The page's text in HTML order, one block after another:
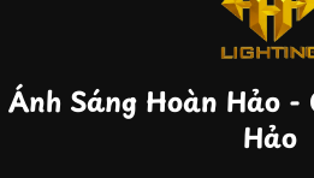
Ánh Sáng Hoàn Hảo -
Hảo